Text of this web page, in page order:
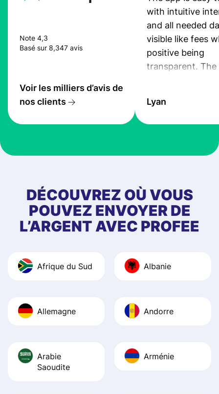
Note 4,3
Basé sur 8,347 avis
Voir les milliers d’avis de
nos clients
with intuitive
and all needed
visible like fees
positive being
transparent. The
the exchange
at Profee is very
first started
app, and they
quick to provide
and helpful
Recommend it!
Lyan
DÉCOUVREZ OÙ VOUS
POUVEZ ENVOYER DE
L’ARGENT AVEC PROFEE
Afrique du Sud Albanie
Allemagne Andorre
Arabie
Saoudite
Arménie